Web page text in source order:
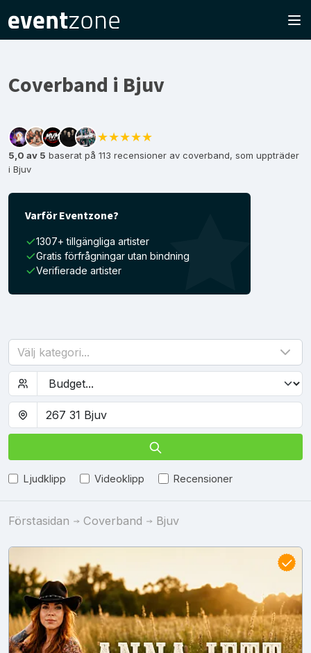
Coverband i Bjuv
★★★★★
5,0 av 5 baserat på 113 recensioner av coverband, som uppträder
i Bjuv
Varför Eventzone?
1307+ tillgängliga artister
Gratis förfrågningar utan bindning
Verifierade artister
Välj kategori...
Ljudklipp Videoklipp Recensioner
Förstasidan Coverband Bjuv